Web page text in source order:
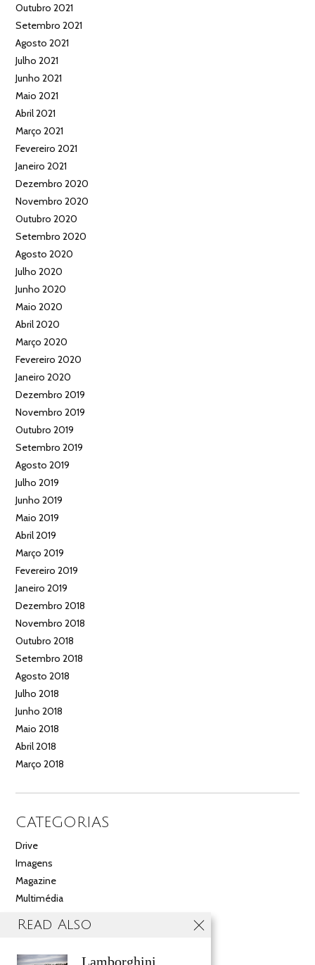
Outubro 2021
Setembro 2021
Agosto 2021
Julho 2021
Junho 2021
Maio 2021
Abril 2021
Março 2021
Fevereiro 2021
Janeiro 2021
Dezembro 2020
Novembro 2020
Outubro 2020
Setembro 2020
Agosto 2020
Julho 2020
Junho 2020
Maio 2020
Abril 2020
Março 2020
Fevereiro 2020
Janeiro 2020
Dezembro 2019
Novembro 2019
Outubro 2019
Setembro 2019
Agosto 2019
Julho 2019
Junho 2019
Maio 2019
Abril 2019
Março 2019
Fevereiro 2019
Janeiro 2019
Dezembro 2018
Novembro 2018
Outubro 2018
Setembro 2018
Agosto 2018
Julho 2018
Junho 2018
Maio 2018
Abril 2018
Março 2018
CATEGORIAS
Drive
Imagens
Magazine
Multimédia
Salão
Read Also
Lamborghini